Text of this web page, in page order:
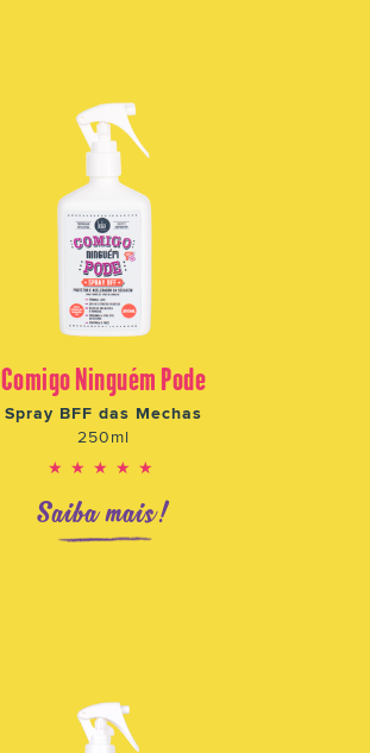
Comigo Ninguém Pode
Spray BFF das Mechas
250ml
★★★★★
Saiba mais!